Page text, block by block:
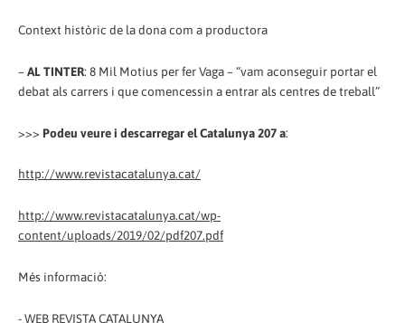
Context històric de la dona com a productora
–AL TINTER: 8 Mil Motius per fer Vaga – “vam aconseguir portar el
debat als carrers i que comencessin a entrar als centres de treball”
>>> Podeu veure i descarregar el Catalunya 207 a:
http://www.revistacatalunya.cat/
http://www.revistacatalunya.cat/wp-
content/uploads/2019/02/pdf207.pdf
Més informació:
-WEB REVISTA CATALUNYA